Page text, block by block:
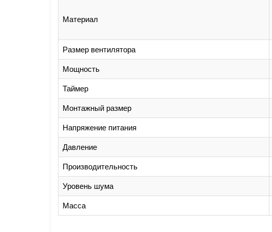
Материал
Размер вентилятора
Мощность
Таймер
Монтажный размер
Напряжение питания
Давление
Производительность
Уровень шума
Масса